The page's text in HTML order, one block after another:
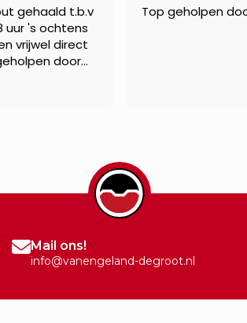
gehaald t.b.v
uur 's ochtens
vrijwel direct
door
ik nodig had
op zoek naar
Top geholpen
Mail ons!
info@vanengeland-degroot.nl